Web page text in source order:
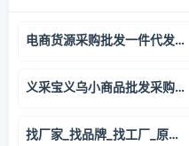
电商货源采购批发一件代发平台-牛选
义采宝义乌小商品批发采购官网
找厂家_找品牌_找工厂_原料供应商_找供应商_厂家信息_分享厂家信息 - 爱分享 - 爱厂家